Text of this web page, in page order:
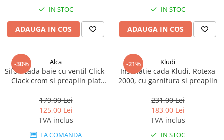
IN STOC
ADAUGA IN COS
IN STOC
ADAUGA IN COS
-30% Alca
Sifon cada baie cu ventil Click-
Clack crom si preaplin plat
179,00 Lei
125,00 Lei
TVA inclus
LA COMANDA
-21% Kludi
Instalatie cada Kludi, Rotexa
2000, cu garnitura si preaplin
231,00 Lei
183,00 Lei
TVA inclus
IN STOC